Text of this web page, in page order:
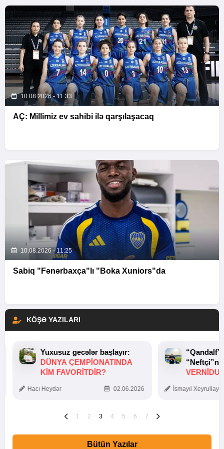
10.08.2026 - 11:33
AÇ: Millimiz ev sahibi ilə qarşılaşacaq
10.08.2026 - 11:25
Sabiq "Fənərbaxça"lı "Boka Xuniors"da
KÖŞƏ YAZILARI
Yuxusuz gecələr başlayır:
DÜNYA ÇEMPIONATINDA
KIM FAVORITDIR?
Hacı Heydər 02.06.2026 İsmayıl
1 2 3 4 5 6 7
Bütün Yazılar